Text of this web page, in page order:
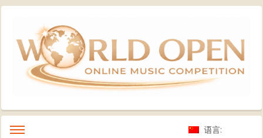
语言: